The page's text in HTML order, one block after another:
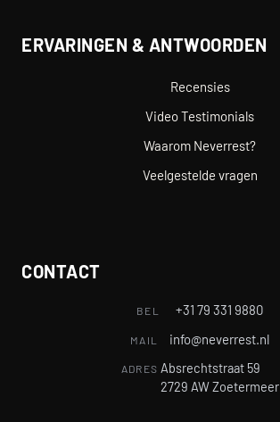
ERVARINGEN & ANTWOORDEN
Recensies
Video Testimonials
Waarom Neverrest?
Veelgestelde vragen
CONTACT
BEL +31 79 331 9880
MAIL info@neverrest.nl
ADRES Absrechtstraat 59
2729 AW Zoetermeer